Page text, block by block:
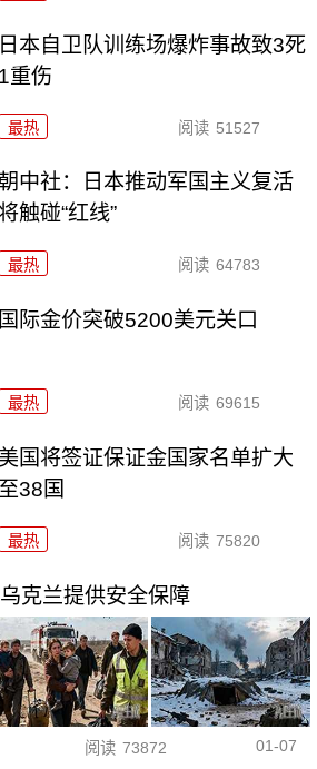
日本自卫队训练场爆炸事故致3死
1重伤
最热 阅读 51527
中社：日本推动军国主义复活
将触碰“红线”
最热 阅读 64783
国际金价突破5200美元关口
最热 阅读 69615
美国将签证保证金国家名单扩大
至38国
最热 阅读 75820
克兰提供安全保障
阅读 73872 01-07